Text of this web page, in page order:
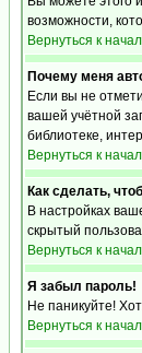
возможности,
Вернуться к
Почему меня
Если вы не
вашей учётной
библиотеке,
Вернуться к
Как сделать,
В настройках
скрытый
Вернуться к
Я забыл пароль!
Не паникуйте!
Вернуться к